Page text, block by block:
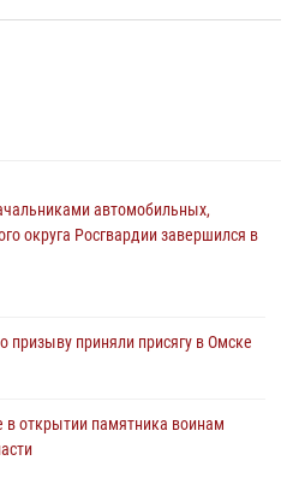
автомобильных,
округа Росгвардии завершился в
призыву приняли присягу в Омске
в открытии памятника воинам